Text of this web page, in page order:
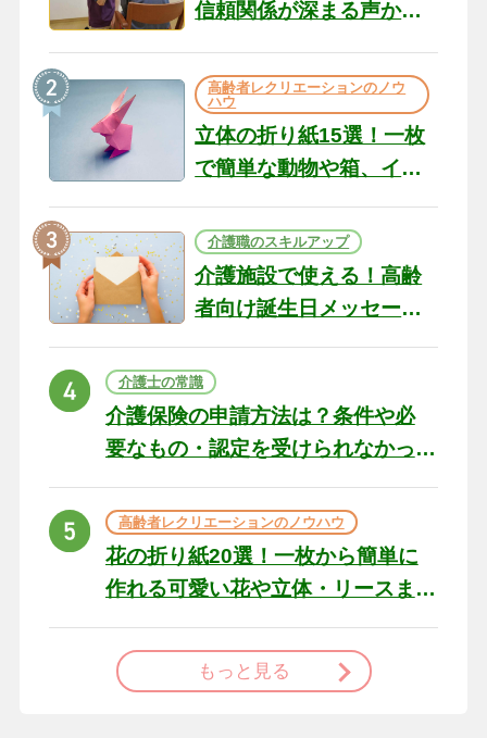
信頼関係が深まる声かけ
の現場から（22）
高齢者レクリエーションのノウ
ハウ
立体の折り紙15選！一枚
で簡単な動物や箱、イン
テリアになる作品まで
介護職のスキルアップ
介護施設で使える！高齢
者向け誕生日メッセージ
の例文と書き方のポイン
ト
介護士の常識
介護保険の申請方法は？条件や必
要なもの・認定を受けられなかっ
た場合の対処法
高齢者レクリエーションのノウハウ
花の折り紙20選！一枚から簡単に
作れる可愛い花や立体・リースま
で
もっと見る